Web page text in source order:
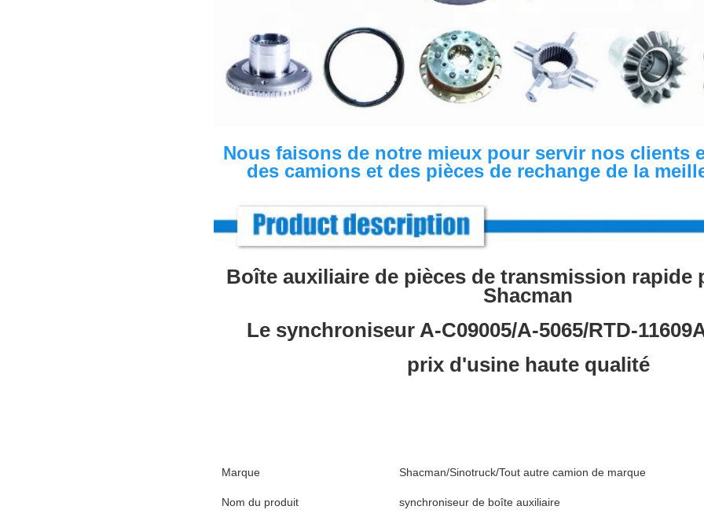
Nous faisons de notre mieux pour servir nos clients
des camions et des pièces de rechange de la
Boîte auxiliaire de pièces de transmission rapide
Shacman
Le synchroniseur A-C09005/A-5065/RTD-
prix d'usine haute qualité
Marque Shacman/Sinotruck/Tout autre camion de marque
Nom du produit synchroniseur de boîte auxiliaire